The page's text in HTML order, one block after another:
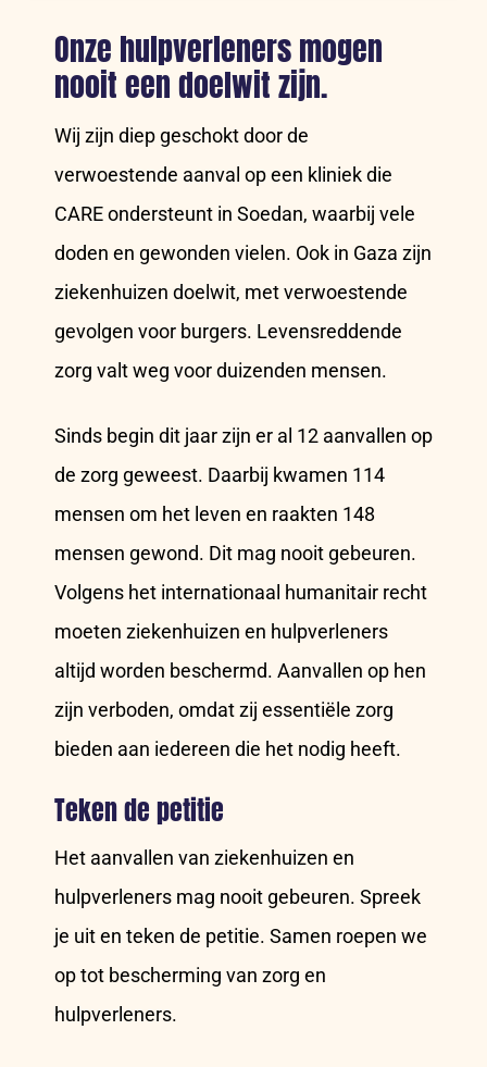
Onze hulpverleners mogen
nooit een doelwit zijn.
Wij zijn diep geschokt door de
verwoestende aanval op een kliniek die
CARE ondersteunt in Soedan, waarbij vele
doden en gewonden vielen. Ook in Gaza zijn
ziekenhuizen doelwit, met verwoestende
gevolgen voor burgers. Levensreddende
zorg valt weg voor duizenden mensen.
Sinds begin dit jaar zijn er al 12 aanvallen op
de zorg geweest. Daarbij kwamen 114
mensen om het leven en raakten 148
mensen gewond. Dit mag nooit gebeuren.
Volgens het internationaal humanitair recht
moeten ziekenhuizen en hulpverleners
altijd worden beschermd. Aanvallen op hen
zijn verboden, omdat zij essentiële zorg
bieden aan iedereen die het nodig heeft.
Teken de petitie
Het aanvallen van ziekenhuizen en
hulpverleners mag nooit gebeuren. Spreek
je uit en teken de petitie. Samen roepen we
op tot bescherming van zorg en
hulpverleners.